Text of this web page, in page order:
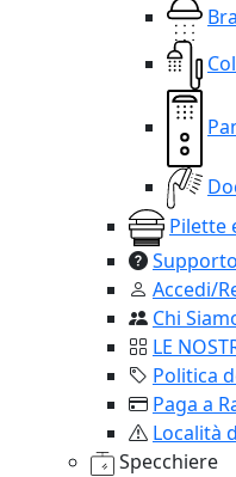
Pilette
Supporto
Accedi/
Chi
LE
Politica
Paga a
Località
Specchiere